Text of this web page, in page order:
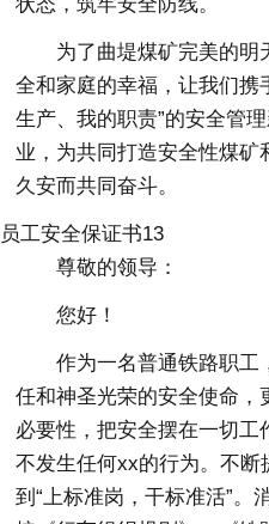
为了曲堤煤矿完美的明
全和家庭的幸福，让我们携
生产、我的职责”的安全管
业，为共同打造安全性煤
久安而共同奋斗。
员工安全保证书13
尊敬的领导：
您好！
作为一名普通铁路职工
任和神圣光荣的安全使命，
必要性，把安全摆在一切工
不发生任何xx的行为。不断
到“上标准岗，干标准活”。